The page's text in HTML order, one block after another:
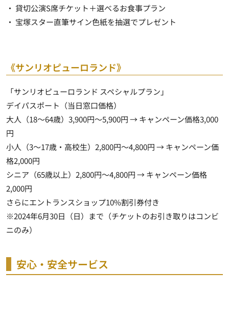
・ 貸切公演S席チケット＋選べるお食事プラン
・ 宝塚スター直筆サイン色紙を抽選でプレゼント
《サンリオピューロランド》
「サンリオピューロランド スペシャルプラン」
デイパスポート（当日窓口価格）
大人（18～64歳）3,900円～5,900円 →キャンペーン価格3,000
円
小人（3～17歳・高校生）2,800円～4,800円 →キャンペーン価
格2,000円
シニア（65歳以上）2,800円～4,800円 →キャンペーン価格
2,000円
さらにエントランスショップ10%割引券付き
※2024年6月30日（日）まで（チケットのお引き取りはコンビ
ニのみ）
安心・安全サービス